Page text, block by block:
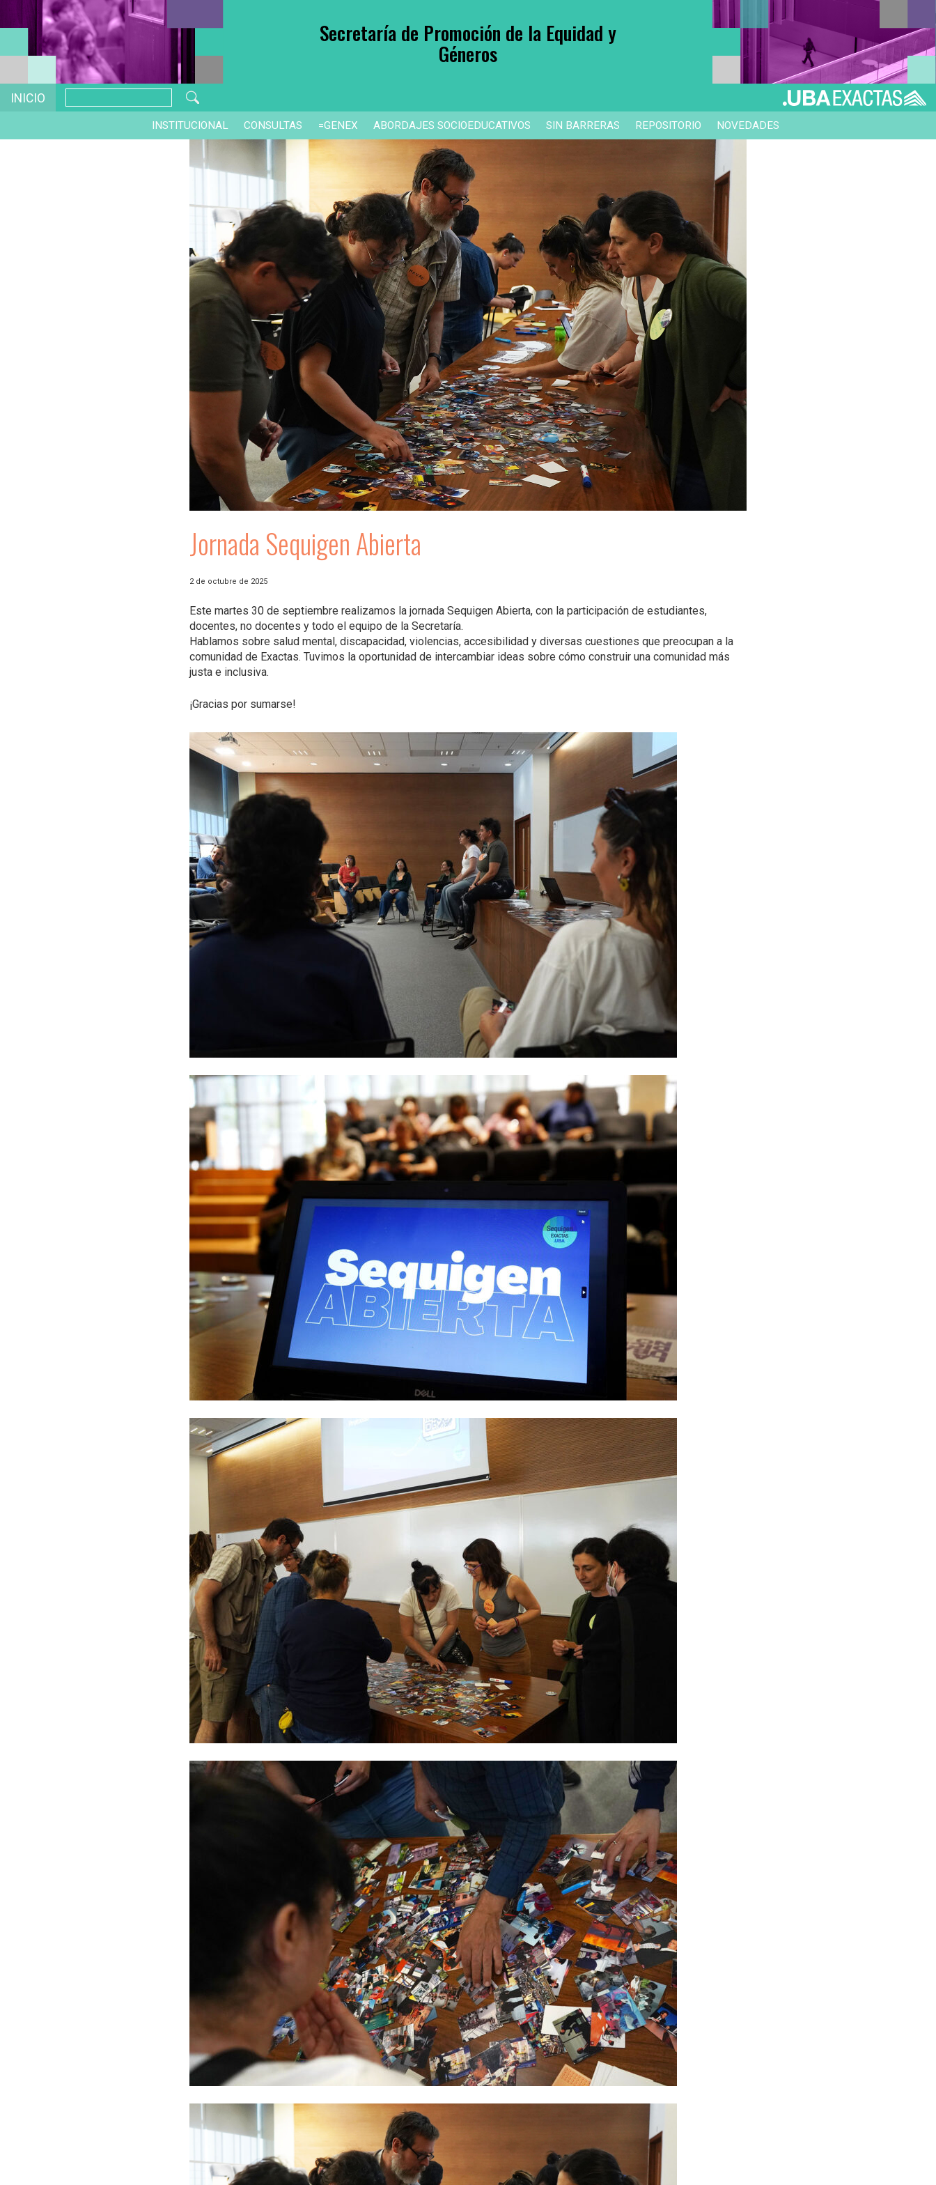
Secretaría de Promoción de la Equidad y
Géneros
INICIO
INSTITUCIONAL CONSULTAS =GENEX ABORDAJES SOCIOEDUCATIVOS SIN BARRERAS REPOSITORIO NOVEDADES
Jornada Sequigen Abierta
2 de octubre de 2025
Este martes 30 de septiembre realizamos la jornada Sequigen Abierta, con la participación de estudiantes,
docentes, no docentes y todo el equipo de la Secretaría.
Hablamos sobre salud mental, discapacidad, violencias, accesibilidad y diversas cuestiones que preocupan a la
comunidad de Exactas. Tuvimos la oportunidad de intercambiar ideas sobre cómo construir una comunidad más
justa e inclusiva.
¡Gracias por sumarse!